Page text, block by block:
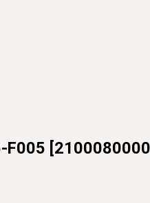
F005 [